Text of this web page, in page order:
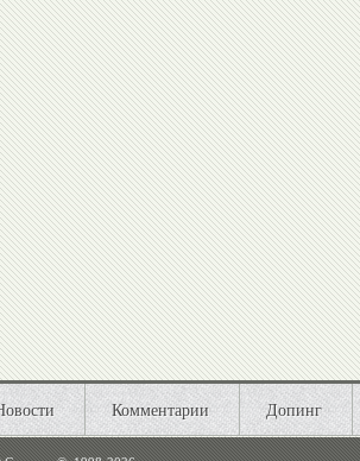
Комментарии Допинг